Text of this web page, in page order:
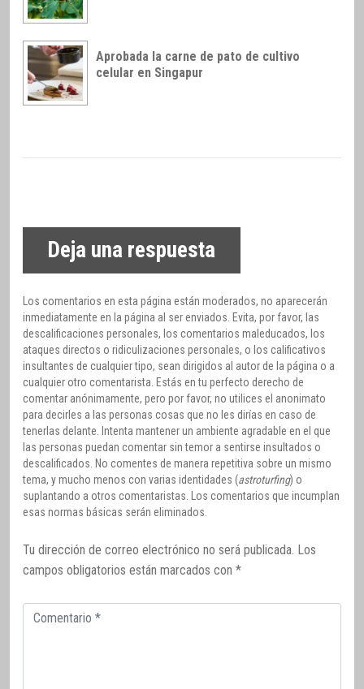
Aprobada la carne de pato de cultivo
celular en Singapur
Deja una respuesta
Los comentarios en esta página están moderados, no aparecerán
inmediatamente en la página al ser enviados. Evita, por favor, las
descalificaciones personales, los comentarios maleducados, los
ataques directos o ridiculizaciones personales, o los calificativos
insultantes de cualquier tipo, sean dirigidos al autor de la página o a
cualquier otro comentarista. Estás en tu perfecto derecho de
comentar anónimamente, pero por favor, no utilices el anonimato
para decirles a las personas cosas que no les dirías en caso de
tenerlas delante. Intenta mantener un ambiente agradable en el que
las personas puedan comentar sin temor a sentirse insultados o
descalificados. No comentes de manera repetitiva sobre un mismo
tema, y mucho menos con varias identidades (astroturfing) o
suplantando a otros comentaristas. Los comentarios que incumplan
esas normas básicas serán eliminados.
Tu dirección de correo electrónico no será publicada. Los
campos obligatorios están marcados con *
Comentario